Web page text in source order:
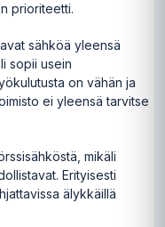
prioriteetti.
sähköä yleensä
sopii usein
on vähän ja
ei yleensä tarvitse
mikäli
Erityisesti
älykkäillä